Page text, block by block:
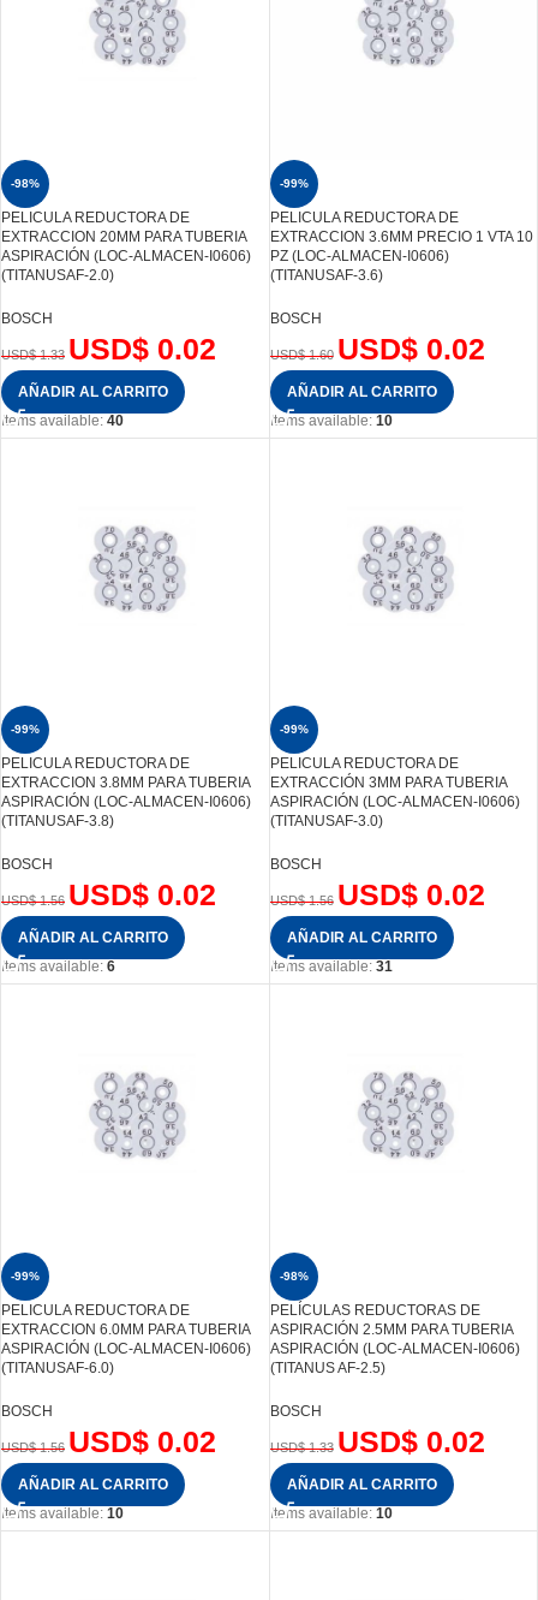
-98%
PELICULA REDUCTORA DE
EXTRACCION 20MM PARA TUBERIA
ASPIRACIÓN (LOC-ALMACEN-I0606)
(TITANUSAF-2.0)
BOSCH
USD$1.33 USD$ 0.02
AÑADIR AL CARRITO
Items available: 40
-99%
PELICULA REDUCTORA DE
EXTRACCION 3.6MM PRECIO 1 VTA 10
PZ (LOC-ALMACEN-I0606)
(TITANUSAF-3.6)
BOSCH
USD$1.60 USD$0.02
AÑADIR AL CARRITO
Items available: 10
-99%
PELICULA REDUCTORA DE
EXTRACCION 3.8MM PARA TUBERIA
ASPIRACIÓN (LOC-ALMACEN-I0606)
(TITANUSAF-3.8)
BOSCH
USD$1.56 USD$ 0.02
AÑADIR AL CARRITO
Items available: 6
-99%
PELICULA REDUCTORA DE
EXTRACCIÓN 3MM PARA TUBERIA
ASPIRACIÓN (LOC-ALMACEN-I0606)
(TITANUSAF-3.0)
BOSCH
USD$1.56 USD$0.02
AÑADIR AL CARRITO
Items available: 31
-99%
PELICULA REDUCTORA DE
EXTRACCION 6.0MM PARA TUBERIA
ASPIRACIÓN (LOC-ALMACEN-I0606)
(TITANUSAF-6.0)
BOSCH
USD$1.56 USD$ 0.02
AÑADIR AL CARRITO
Items available: 10
-98%
PELÍCULAS REDUCTORAS DE
ASPIRACIÓN 2.5MM PARA TUBERIA
ASPIRACIÓN (LOC-ALMACEN-I0606)
(TITANUS AF-2.5)
BOSCH
USD$1.33 USD$0.02
AÑADIR AL CARRITO
Items available: 10